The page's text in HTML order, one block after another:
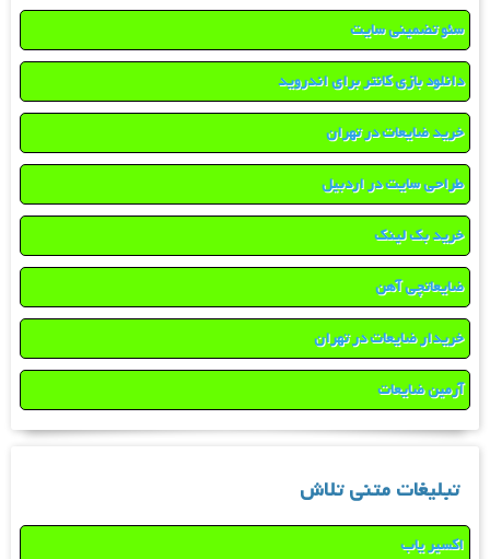
سئو تضمینی سایت
دانلود بازی کانتر برای اندروید
خرید ضایعات در تهران
طراحی سایت در اردبیل
خرید بک لینک
ضایعاتچی آهن
خریدار ضایعات در تهران
آرمین ضایعات
تبلیغات متنی تلاش
اکسیر یاب